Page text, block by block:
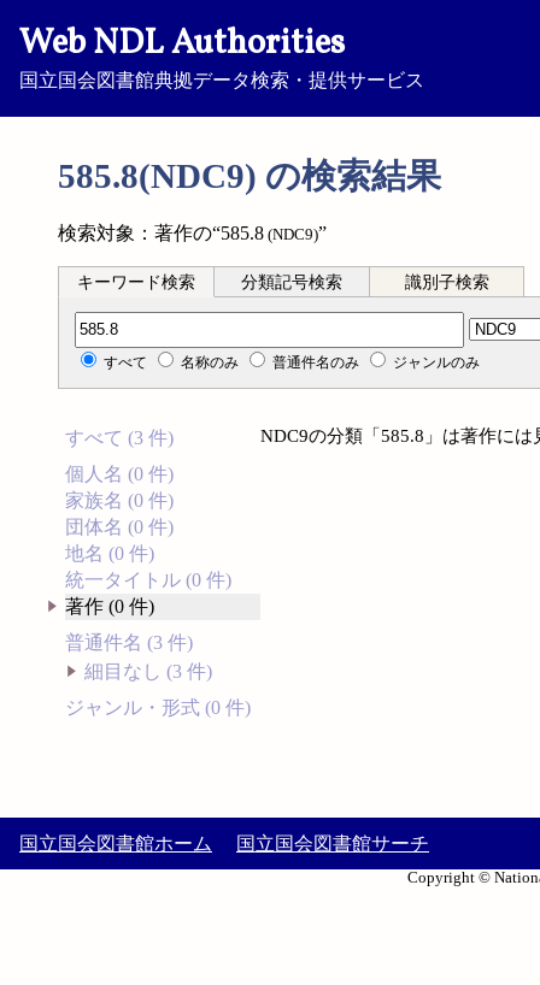
Web NDL Authorities
国立国会図書館典拠データ検索・提供サービス
585.8(NDC9) の検索結果
検索対象：著作の“585.8 (NDC9)”
キーワード検索 分類記号検索 識別子検索
分類記号検索
すべて 名称のみ 普通件名のみ ジャンルのみ
すべて (3 件)
個人名 (0 件)
家族名 (0 件)
団体名 (0 件)
地名 (0 件)
統一タイトル (0 件)
著作 (0 件)
普通件名 (3 件)
細目なし (3 件)
ジャンル・形式 (0 件)
NDC9の分類「585.8」は著作に
国立国会図書館ホーム 国立国会図書館サーチ
Copyright ©